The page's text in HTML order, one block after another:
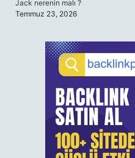
Jack nerenin malı ?
Temmuz 23, 2026